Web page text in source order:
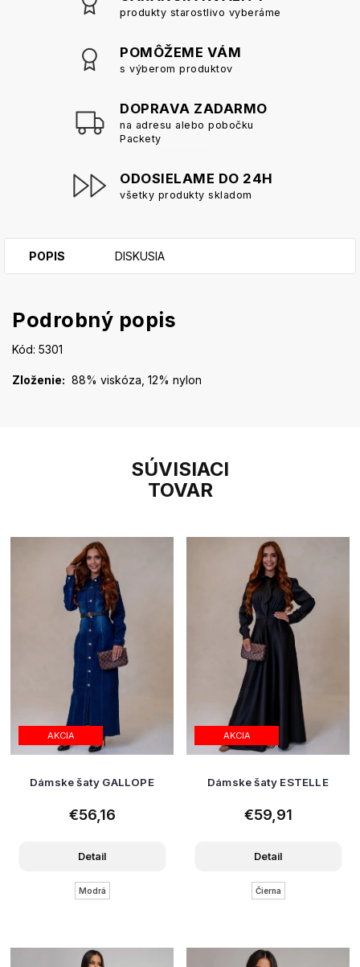
produkty starostlivo vyberáme
POMÔŽEME VÁM
s výberom produktov
DOPRAVA ZADARMO
na adresu alebo pobočku
Packety
ODOSIELAME DO 24H
všetky produkty skladom
SÚVISIACI
TOVAR
AKCIA
Dámske šaty GALLOPE
€56,16
Detail
Modrá
AKCIA
Dámske šaty ESTELLE
€59,91
Detail
Čierna
POPIS DISKUSIA
Podrobný popis
Kód: 5301
Zloženie: 88% viskóza, 12% nylon